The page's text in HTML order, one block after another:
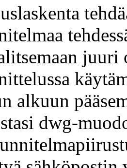
alkuun
dwg-